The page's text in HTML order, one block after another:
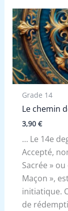
Grade 14
Le chemin
3,90 €
… Le 14e
Accepté,
Sacrée »
Maçon »,
initiatique.
de